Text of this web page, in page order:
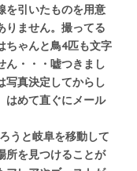
を引いたものを用意
りません。撮ってる
ちゃんと鳥4匹も文字
ん・・・嘘つきまし
写真決定してからし
はめて直ぐにメール
うと岐阜を移動して
所を見つけることが